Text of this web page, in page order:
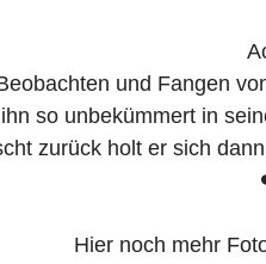
und Fangen
so unbekümmert in
zurück holt er sich
Hier noch mehr